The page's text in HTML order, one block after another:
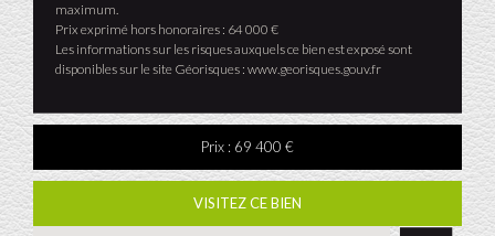
maximum.
Prix exprimé hors honoraires : 64 000 €
Les informations sur les risques auxquels ce bien est exposé sont
disponibles sur le site Géorisques : www.georisques.gouv.fr
Prix : 69 400 €
VISITEZ CE BIEN